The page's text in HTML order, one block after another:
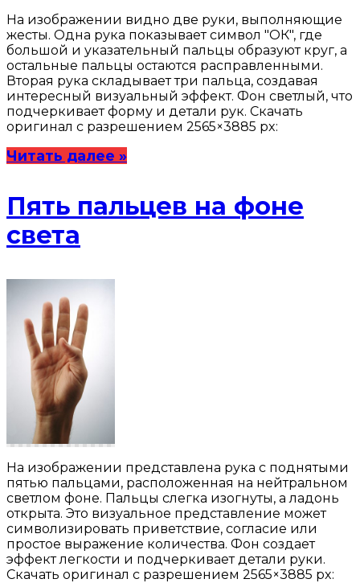
На изображении видно две руки, выполняющие
жесты. Одна рука показывает символ "ОК", где
большой и указательный пальцы образуют круг, а
остальные пальцы остаются расправленными.
Вторая рука складывает три пальца, создавая
интересный визуальный эффект. Фон светлый, что
подчеркивает форму и детали рук. Скачать
оригинал с разрешением 2565×3885 px:
Читать далее »
Пять пальцев на фоне
света
На изображении представлена рука с поднятыми
пятью пальцами, расположенная на нейтральном
светлом фоне. Пальцы слегка изогнуты, а ладонь
открыта. Это визуальное представление может
символизировать приветствие, согласие или
простое выражение количества. Фон создает
эффект легкости и подчеркивает детали руки.
Скачать оригинал с разрешением 2565×3885 px: